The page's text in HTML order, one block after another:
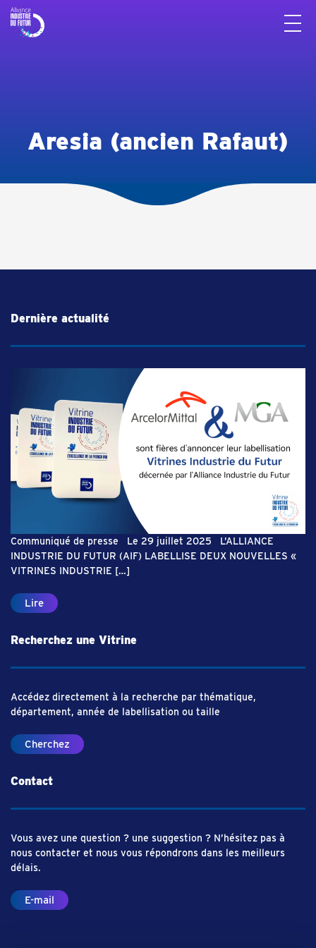
Aresia (ancien Rafaut)
Dernière actualité
Communiqué de presse Le 29 juillet 2025 L’ALLIANCE
INDUSTRIE DU FUTUR (AIF) LABELLISE DEUX NOUVELLES «
VITRINES INDUSTRIE […]
Lire
Recherchez une Vitrine
Accédez directement à la recherche par thématique,
département, année de labellisation ou taille
Cherchez
Contact
Vous avez une question ? une suggestion ? N’hésitez pas à
nous contacter et nous vous répondrons dans les meilleurs
délais.
E-mail
Panneau de gestion des cookies